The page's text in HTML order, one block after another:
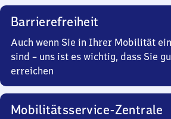
Barrierefreiheit
Auch wenn Sie in Ihrer Mobilität
sind – uns ist es wichtig, dass Sie
erreichen
Mobilitätsservice-Zentrale